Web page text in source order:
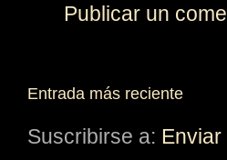
Publicar un
Entrada más reciente
Suscribirse a: